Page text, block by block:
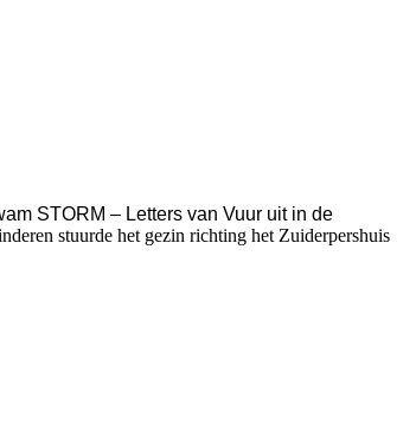
STORM – Letters van Vuur uit in de
stuurde het gezin richting het Zuiderpershuis